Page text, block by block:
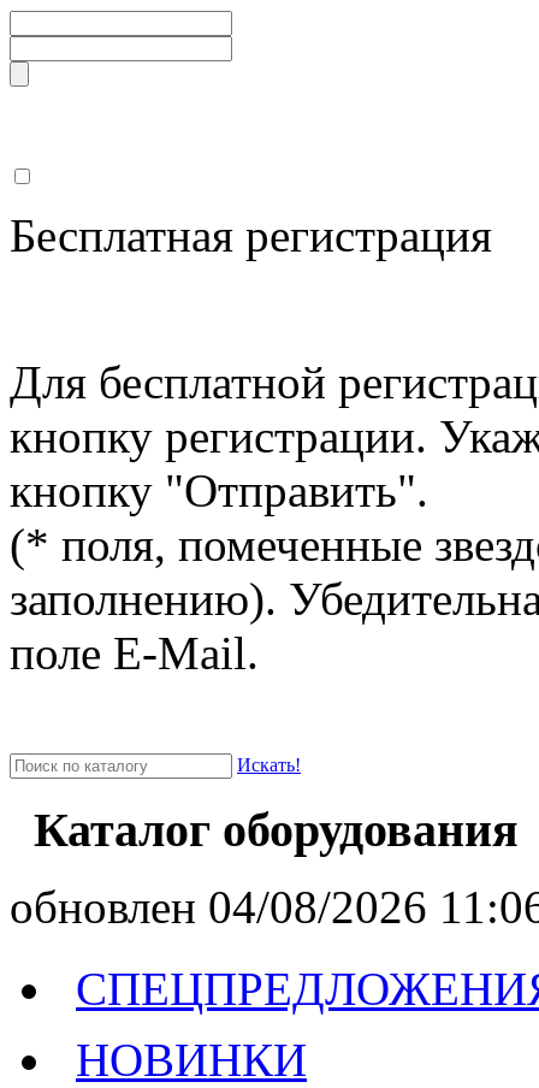
Бесплатная регистрация
Для бесплатной
кнопку регистрации.
кнопку "Отправить".
(* поля, помеченные
заполнению).
поле E-Mail.
Искать!
Каталог оборудования
oбновлен 04/08/2026
НОВИНКИ